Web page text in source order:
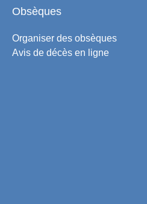
Obsèques
Organiser des obsèques
Avis de décès en ligne